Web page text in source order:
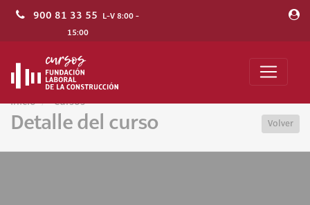
900 81 33 55 L-V 8:00 -
15:00
Inicio Cursos
Detalle del curso Volver